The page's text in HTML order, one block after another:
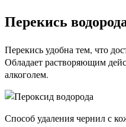
Перекись
Перекись удобна тем, что
Обладает растворяющим
алкоголем.
Способ удаления чернил с